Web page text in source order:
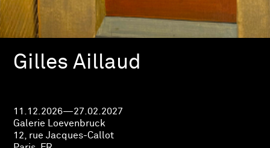
Gilles Aillaud
11.12.2026—27.02.2027
Galerie Loevenbruck
12, rue Jacques-Callot